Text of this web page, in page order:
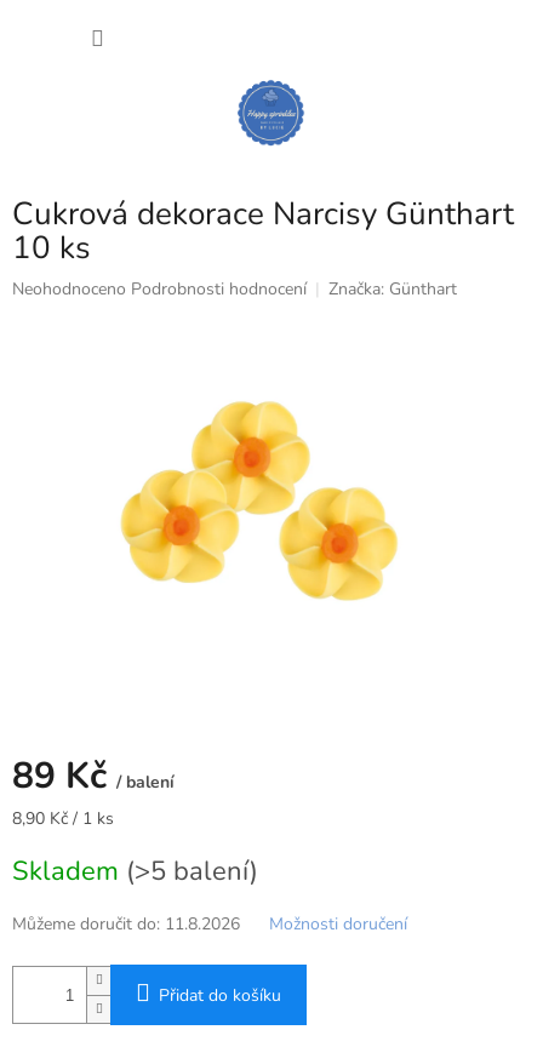
Cukrová dekorace Narcisy Günthart
10 ks
Průměrné
Neohodnoceno Podrobnosti hodnocení Značka: Günthart
89 Kč / balení
Měrná
8,90 Kč / 1 ks
Skladem (>5 balení)
Můžeme doručit do: 11.8.2026 Možnosti doručení
Přidat do košíku